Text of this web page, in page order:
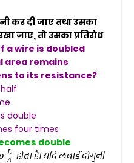
कर दी जाए तथा उसका
जाए, तो उसका प्रतिरोध
a wire is doubled
area remains
to its resistance?
double
four times
double
A
होता है। यदि लंबाई दोगुनी